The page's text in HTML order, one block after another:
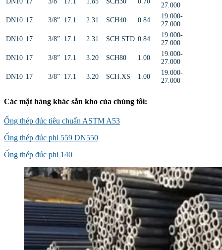
27.000
DN10 17 3/8” 17.1 2.31 SCH40 0.84
19.000-
27.000
DN10 17 3/8” 17.1 2.31 SCH.STD 0.84
19.000-
27.000
DN10 17 3/8” 17.1 3.20 SCH80 1.00
19.000-
27.000
DN10 17 3/8” 17.1 3.20 SCH.XS 1.00
19.000-
27.000
Các mặt hàng khác sẵn kho của chúng tôi:
Ống thép đúc tiêu chuẩn ASTM A53
Ống thép đúc phi 559 DN550
Ống thép đúc phi 140